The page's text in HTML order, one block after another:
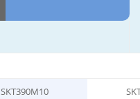
SKT390M10